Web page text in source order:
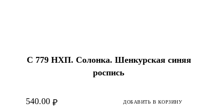
С 779 НХП. Солонка. Шенкурская синяя
роспись
₽
540.00 ДОБАВИТЬ В КОРЗИНУ